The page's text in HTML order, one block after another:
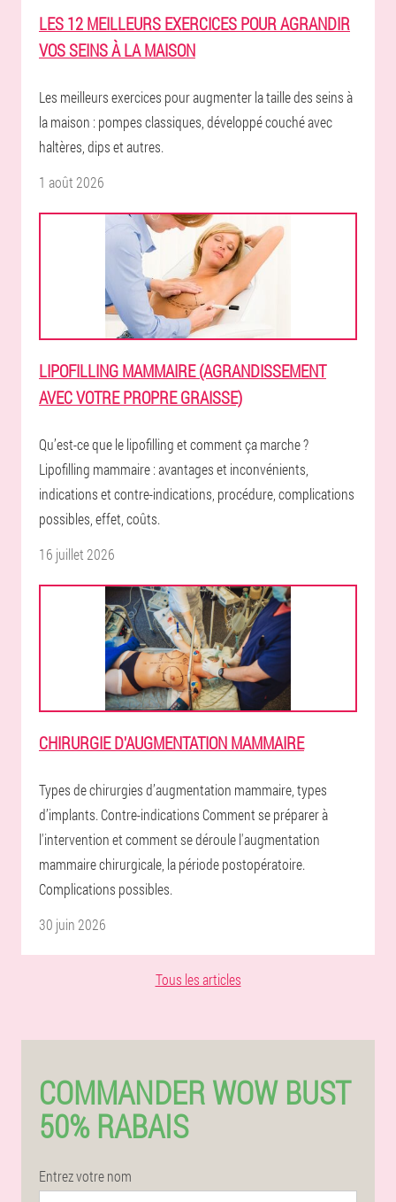
LES 12 MEILLEURS EXERCICES POUR AGRANDIR
VOS SEINS À LA MAISON
Les meilleurs exercices pour augmenter la taille des seins à
la maison : pompes classiques, développé couché avec
haltères, dips et autres.
1 août 2026
LIPOFILLING MAMMAIRE (AGRANDISSEMENT
AVEC VOTRE PROPRE GRAISSE)
Qu’est-ce que le lipofilling et comment ça marche ?
Lipofilling mammaire : avantages et inconvénients,
indications et contre-indications, procédure, complications
possibles, effet, coûts.
16 juillet 2026
CHIRURGIE D'AUGMENTATION MAMMAIRE
Types de chirurgies d’augmentation mammaire, types
d’implants. Contre-indications Comment se préparer à
l'intervention et comment se déroule l'augmentation
mammaire chirurgicale, la période postopératoire.
Complications possibles.
30 juin 2026
Tous les articles
COMMANDER WOW BUST
50% RABAIS
Entrez votre nom